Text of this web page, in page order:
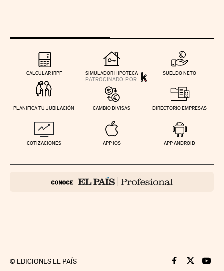
CALCULAR IRPF SIMULADOR HIPOTECA SUELDO NETO
PLANIFICA TU JUBILACIÓN CAMBIO DIVISAS DIRECTORIO EMPRESAS
COTIZACIONES APP IOS APP ANDROID
© EDICIONES EL PAÍS Cinco Días en
Cinco Días
Cinco